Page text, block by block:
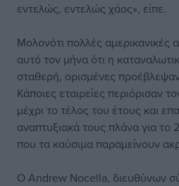
εντελώς, εντελώς χάος», είπε.
Μολονότι πολλές αμερικανικές
αυτό τον μήνα ότι η
σταθερή, ορισμένες
Κάποιες εταιρείες περιόρισαν
μέχρι το τέλος του έτους και
αναπτυξιακά τους πλάνα για το
που τα καύσιμα παραμείνουν
Ο Andrew Nocella, διευθύνων